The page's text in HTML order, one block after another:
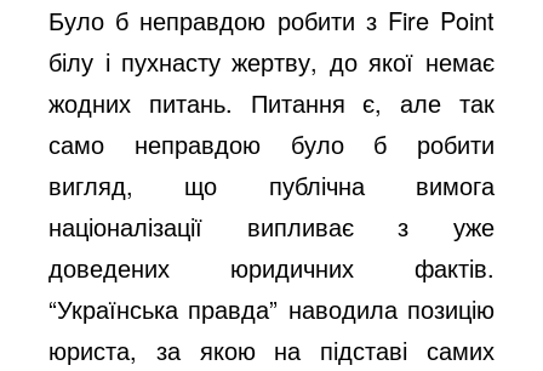
Було б неправдою робити з Fire Point
білу і пухнасту жертву, до якої немає
жодних питань. Питання є, але так
само неправдою було б робити
вигляд, що публічна вимога
націоналізації випливає з уже
доведених юридичних фактів.
“Українська правда” наводила позицію
юриста, за якою на підставі самих